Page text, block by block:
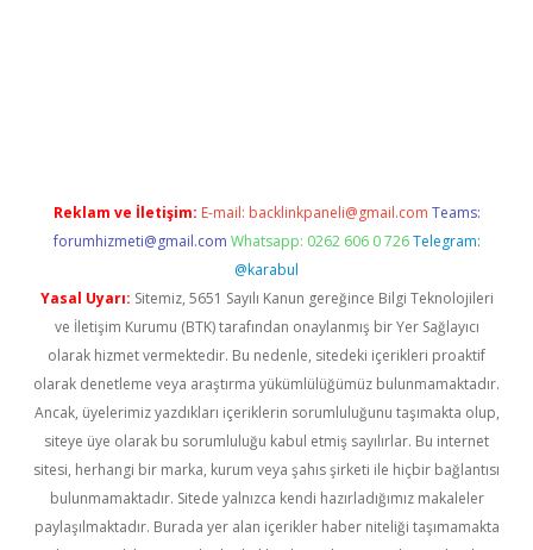
Reklam ve İletişim: E-mail: backlinkpaneli@gmail.com Teams:
forumhizmeti@gmail.com Whatsapp: 0262 606 0 726 Telegram:
@karabul
Yasal Uyarı: Sitemiz, 5651 Sayılı Kanun gereğince Bilgi Teknolojileri
ve İletişim Kurumu (BTK) tarafından onaylanmış bir Yer Sağlayıcı
olarak hizmet vermektedir. Bu nedenle, sitedeki içerikleri proaktif
olarak denetleme veya araştırma yükümlülüğümüz bulunmamaktadır.
Ancak, üyelerimiz yazdıkları içeriklerin sorumluluğunu taşımakta olup,
siteye üye olarak bu sorumluluğu kabul etmiş sayılırlar. Bu internet
sitesi, herhangi bir marka, kurum veya şahıs şirketi ile hiçbir bağlantısı
bulunmamaktadır. Sitede yalnızca kendi hazırladığımız makaleler
paylaşılmaktadır. Burada yer alan içerikler haber niteliği taşımamakta